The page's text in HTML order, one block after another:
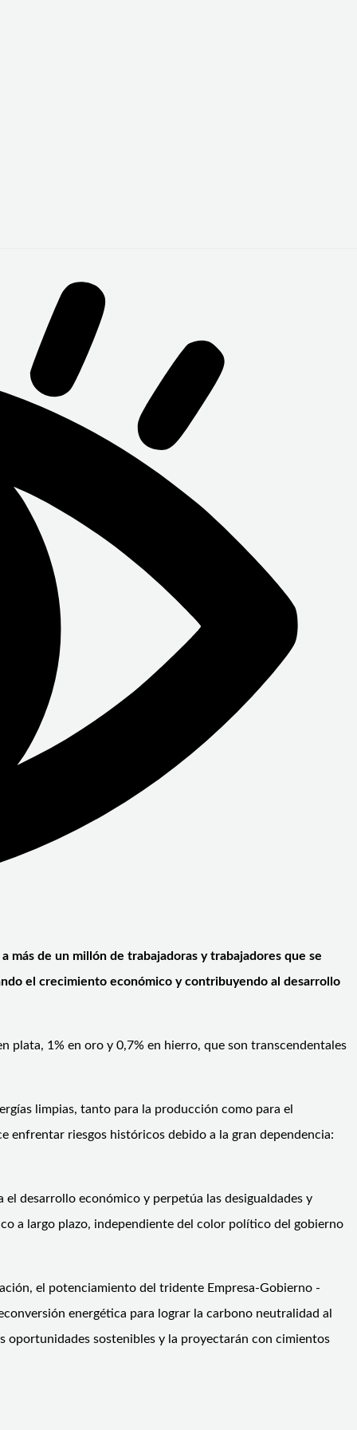
más de un millón de trabajadoras y trabajadores que se
el crecimiento económico y contribuyendo al desarrollo
plata, 1% en oro y 0,7% en hierro, que son transcendentales
limpias, tanto para la producción como para el
enfrentar riesgos históricos debido a la gran dependencia:
desarrollo económico y perpetúa las desigualdades y
a largo plazo, independiente del color político del gobierno
el potenciamiento del tridente Empresa-Gobierno -
energética para lograr la carbono neutralidad al
sostenibles y la proyectarán con cimientos